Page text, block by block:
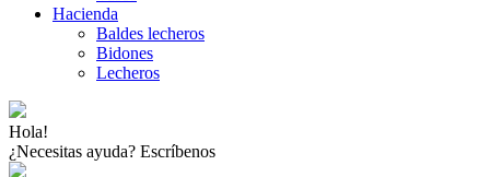
Hacienda
Baldes lecheros
Bidones
Lecheros
Hola!
¿Necesitas ayuda? Escríbenos